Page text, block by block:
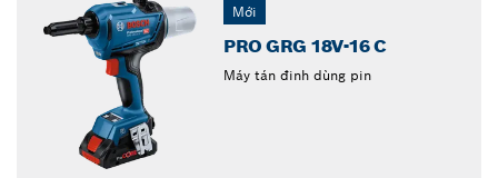
Mới
PRO GRG 18V-16 C
Máy tán đinh dùng pin